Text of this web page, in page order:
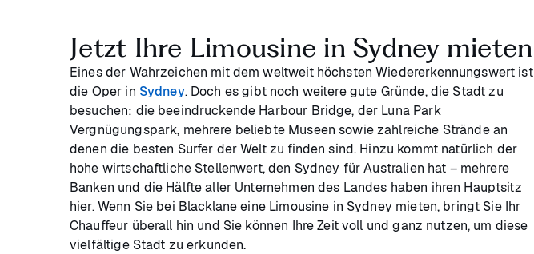
Jetzt Ihre Limousine in Sydney mieten
Eines der Wahrzeichen mit dem weltweit höchsten Wiedererkennungswert ist
die Oper in Sydney. Doch es gibt noch weitere gute Gründe, die Stadt zu
besuchen: die beeindruckende Harbour Bridge, der Luna Park
Vergnügungspark, mehrere beliebte Museen sowie zahlreiche Strände an
denen die besten Surfer der Welt zu finden sind. Hinzu kommt natürlich der
hohe wirtschaftliche Stellenwert, den Sydney für Australien hat – mehrere
Banken und die Hälfte aller Unternehmen des Landes haben ihren Hauptsitz
hier. Wenn Sie bei Blacklane eine Limousine in Sydney mieten, bringt Sie Ihr
Chauffeur überall hin und Sie können Ihre Zeit voll und ganz nutzen, um diese
vielfältige Stadt zu erkunden.